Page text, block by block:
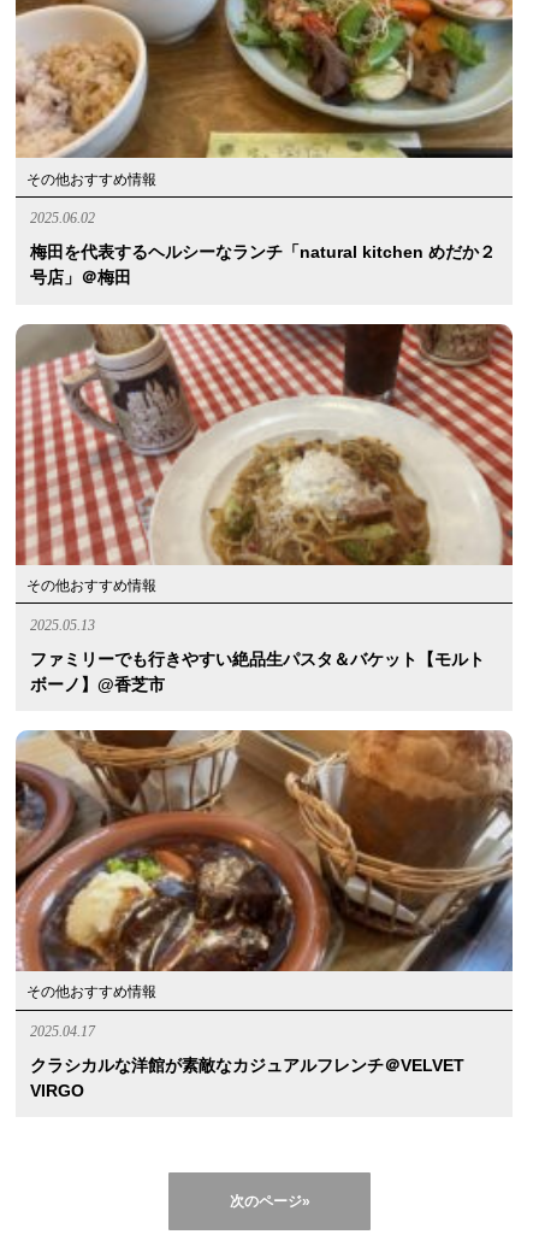
その他おすすめ情報
2025.06.02
梅田を代表するヘルシーなランチ「natural kitchen めだか２
号店」＠梅田
その他おすすめ情報
2025.05.13
ファミリーでも行きやすい絶品生パスタ＆バケット【モルト
ボーノ】@香芝市
その他おすすめ情報
2025.04.17
クラシカルな洋館が素敵なカジュアルフレンチ＠VELVET
VIRGO
次のページ»